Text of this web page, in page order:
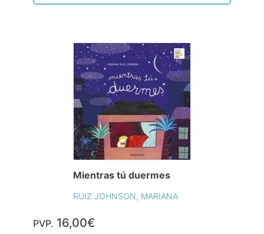
Mientras tú duermes
RUIZ JOHNSON, MARIANA
PVP. 16,00€